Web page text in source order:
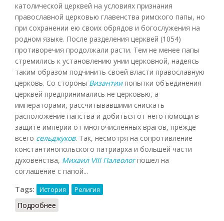
католической церквей на условиях признания
православной церковью главенства римского папы, но
при сохранении ею своих обрядов и богослужения на
родном языке. После разделения церквей (1054)
противоречия продолжали расти. Тем не менее папы
стремились к установлению унии церковной, надеясь
таким образом подчинить своей власти православную
церковь. Со стороны Византиипопытки объединения
церквей предпринимались не церковью, а
императорами, рассчитывавшими снискать
расположение папства и добиться от него помощи в
защите империи от многочисленных врагов, прежде
всего сельджуков. Так, несмотря на сопротивление
константинопольского патриарха и большей части
духовенства, Михаил VIII Палеологпошел на
соглашение с папой...
Tags:
История Религия
Подробнее